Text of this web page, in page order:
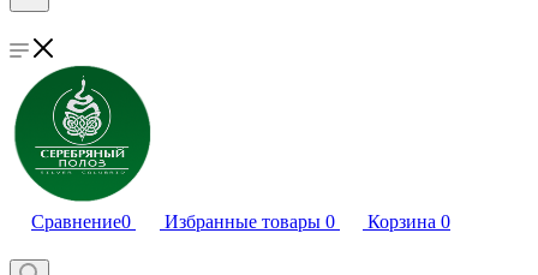
Сравнение0 Избранные товары 0 Корзина 0